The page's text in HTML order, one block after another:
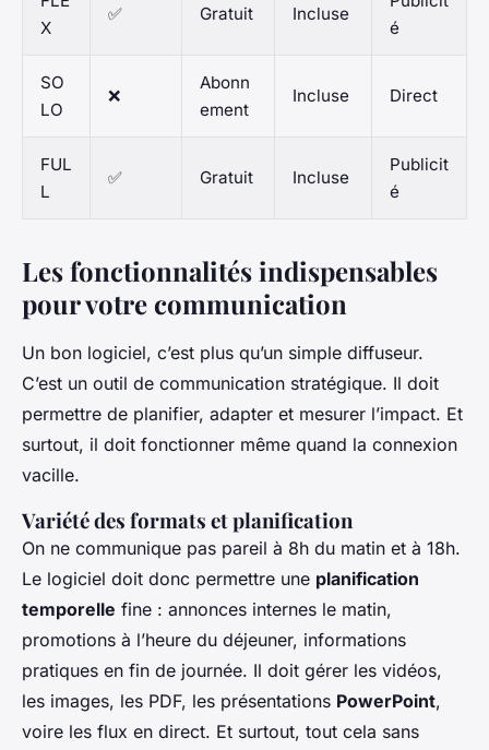
X
✅ Gratuit Incluse
é
SO
LO
❌
Abonn
ement
Incluse Direct
FUL
L
✅ Gratuit Incluse
Publicit
é
Les fonctionnalités indispensables
pour votre communication
Un bon logiciel, c’est plus qu’un simple diffuseur.
C’est un outil de communication stratégique. Il doit
permettre de planifier, adapter et mesurer l’impact. Et
surtout, il doit fonctionner même quand la connexion
vacille.
Variété des formats et planification
On ne communique pas pareil à 8h du matin et à 18h.
Le logiciel doit donc permettre une planification
temporelle fine : annonces internes le matin,
promotions à l’heure du déjeuner, informations
pratiques en fin de journée. Il doit gérer les vidéos,
les images, les PDF, les présentations PowerPoint,
voire les flux en direct. Et surtout, tout cela sans